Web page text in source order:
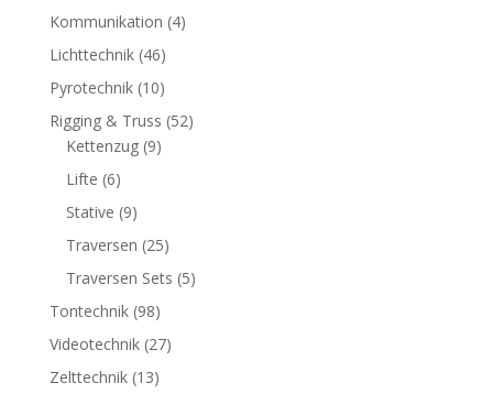
Kommunikation (4)
Lichttechnik (46)
Pyrotechnik (10)
Rigging & Truss (52)
Kettenzug (9)
Lifte (6)
Stative (9)
Traversen (25)
Traversen Sets (5)
Tontechnik (98)
Videotechnik (27)
Zelttechnik (13)